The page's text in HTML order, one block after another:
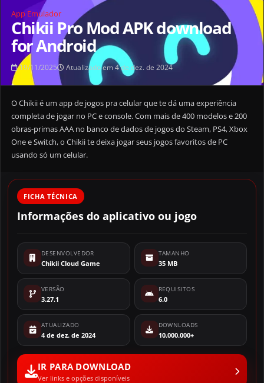
App Emulador
Chikii Pro Mod APK download
for Android
19/11/2025 Atualizado em 4 de dez. de 2024
O Chikii é um app de jogos pra celular que te dá uma experiência
completa de jogar no PC e console. Com mais de 400 modelos e 200
obras-primas AAA no banco de dados de jogos do Steam, PS4, Xbox
One e Switch, o Chikii te deixa jogar seus jogos favoritos de PC
usando só um celular.
FICHA TÉCNICA
Informações do aplicativo ou jogo
DESENVOLVEDOR
Chikii Cloud Game
TAMANHO
35 MB
VERSÃO
3.27.1
REQUISITOS
6.0
ATUALIZADO
4 de dez. de 2024
DOWNLOADS
10.000.000+
IR PARA DOWNLOAD
Ver links e opções disponíveis